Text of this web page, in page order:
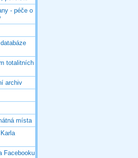
- péče o
totalitních
archiv
místa
Facebooku